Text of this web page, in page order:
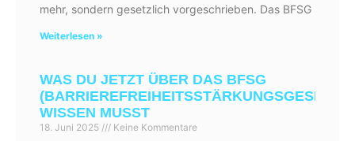
mehr, sondern gesetzlich vorgeschrieben. Das BFSG
Weiterlesen »
WAS DU JETZT ÜBER DAS BFSG
(BARRIEREFREIHEITSSTÄRKUNGSGESETZ)
WISSEN MUSST
18. Juni 2025 Keine Kommentare